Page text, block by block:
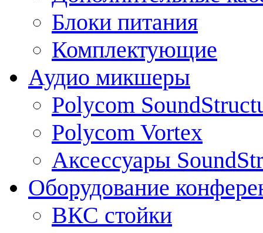
Блоки питания
Комплектующие
Аудио микшеры
Polycom
Polycom Vortex
Аксессуары
Оборудование
ВКС стойки